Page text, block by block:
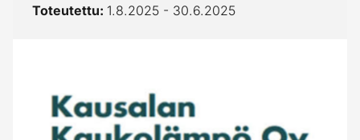
Toteutettu: 1.8.2025 - 30.6.2025